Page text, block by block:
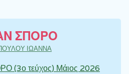
ΣΠΟΡΟ
ΙΩΑΝΝΑ
(3ο τεύχος) Μάιος 2026